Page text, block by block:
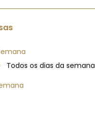
Todos os dias da semana